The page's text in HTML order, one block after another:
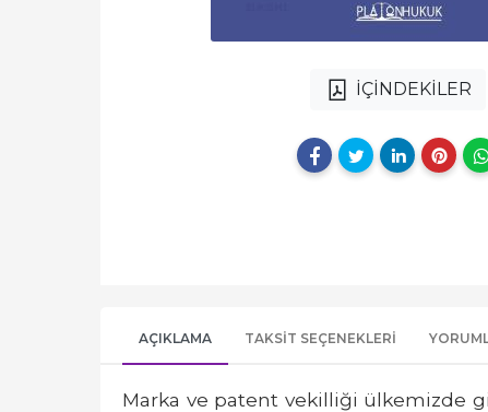
İÇİNDEKİLER
AÇIKLAMA TAKSIT SEÇENEKLERI
Marka ve patent vekilliği ülkemizde